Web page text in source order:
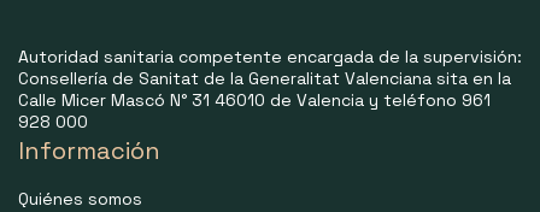
Autoridad sanitaria competente encargada de la supervisión:
Consellería de Sanitat de la Generalitat Valenciana sita en la
Calle Micer Mascó N° 31 46010 de Valencia y teléfono 961
928 000
Información
Quiénes somos